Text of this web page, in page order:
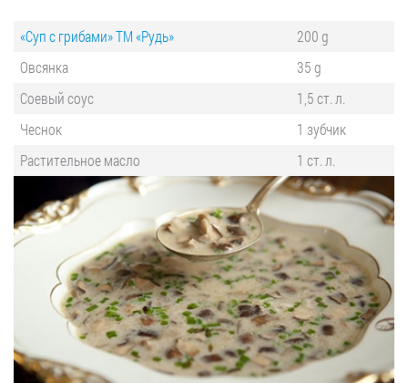
«Суп с грибами» ТМ «Рудь»
200 g
Овсянка
35 g
Соевый соус
1,5 ст. л.
Чеснок
1 зубчик
Растительное масло
1 ст. л.